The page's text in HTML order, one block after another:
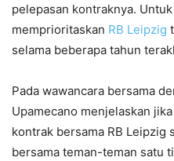
pelepasan kontraknya.
memprioritaskan RB Leipzig
selama beberapa tahun
Pada wawancara bersama
Upamecano menjelaskan
kontrak bersama RB Leipzig
bersama teman-teman satu